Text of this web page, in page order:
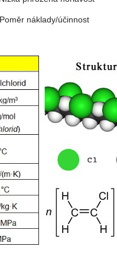
náklady/účinnost